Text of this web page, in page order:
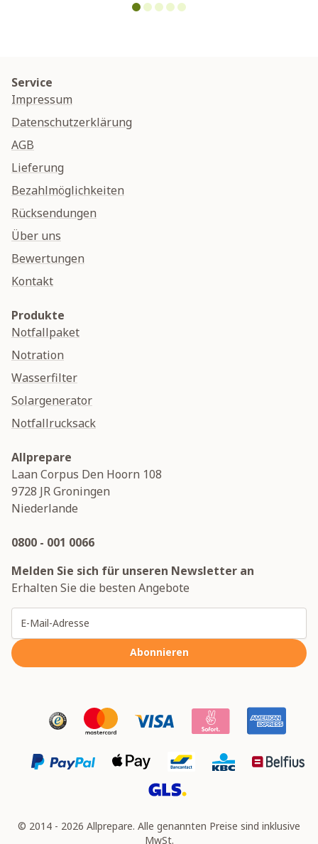
Service
Impressum
Datenschutzerklärung
AGB
Lieferung
Bezahlmöglichkeiten
Rücksendungen
Über uns
Bewertungen
Kontakt
Produkte
Notfallpaket
Notration
Wasserfilter
Solargenerator
Notfallrucksack
Allprepare
Laan Corpus Den Hoorn 108
9728 JRGroningen
Niederlande
0800 - 001 0066
Melden Sie sich für unseren Newsletter an
Erhalten Sie die besten Angebote
Abonnieren
© 2014 - 2026 Allprepare. Alle genannten Preise sind inklusive
MwSt.